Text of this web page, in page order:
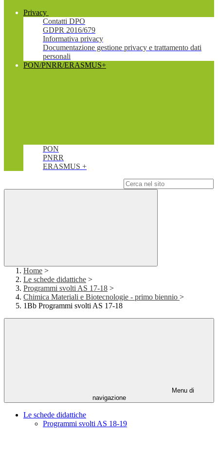
Privacy
Contatti DPO
GDPR 2016/679
Informativa privacy
Documentazione gestione privacy e trattamento dati
personali
PON/PNRR/ERASMUS+
PON
PNRR
ERASMUS +
Home >
Le schede didattiche >
Programmi svolti AS 17-18 >
Chimica Materiali e Biotecnologie - primo biennio >
1Bb Programmi svolti AS 17-18
Menu di
navigazione
Le schede didattiche
Programmi svolti AS 18-19